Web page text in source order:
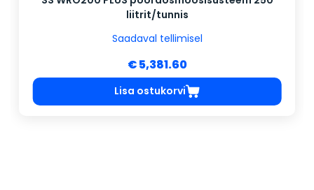
liitrit/tunnis
Saadaval tellimisel
€ 5,381.60
Lisa ostukorvi